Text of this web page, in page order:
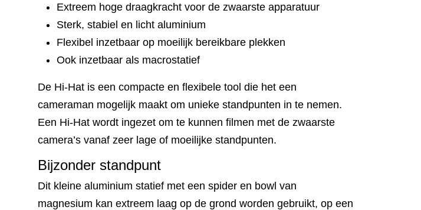
Extreem hoge draagkracht voor de zwaarste apparatuur
Sterk, stabiel en licht aluminium
Flexibel inzetbaar op moeilijk bereikbare plekken
Ook inzetbaar als macrostatief
De Hi-Hat is een compacte en flexibele tool die het een
cameraman mogelijk maakt om unieke standpunten in te nemen.
Een Hi-Hat wordt ingezet om te kunnen filmen met de zwaarste
camera’s vanaf zeer lage of moeilijke standpunten.
Bijzonder standpunt
Dit kleine aluminium statief met een spider en bowl van
magnesium kan extreem laag op de grond worden gebruikt, op een